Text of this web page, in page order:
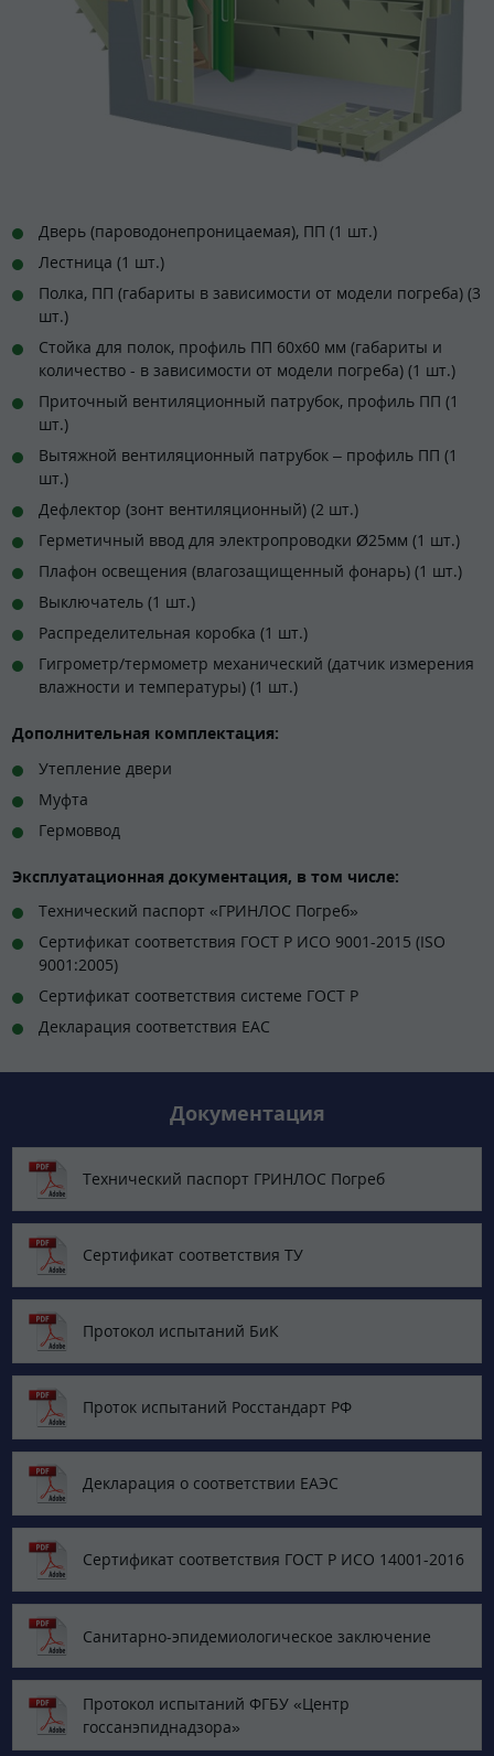
Дверь (пароводонепроницаемая), ПП (1 шт.)
Лестница (1 шт.)
Полка, ПП (габариты в зависимости от модели погреба) (3
шт.)
Стойка для полок, профиль ПП 60х60 мм (габариты и
количество - в зависимости от модели погреба) (1 шт.)
Приточный вентиляционный патрубок, профиль ПП (1
шт.)
Вытяжной вентиляционный патрубок – профиль ПП (1
шт.)
Дефлектор (зонт вентиляционный) (2 шт.)
Герметичный ввод для электропроводки Ø25мм (1 шт.)
Плафон освещения (влагозащищенный фонарь) (1 шт.)
Выключатель (1 шт.)
Распределительная коробка (1 шт.)
Гигрометр/термометр механический (датчик измерения
влажности и температуры) (1 шт.)
Дополнительная комплектация:
Утепление двери
Муфта
Гермоввод
Эксплуатационная документация, в том числе:
Технический паспорт «ГРИНЛОС Погреб»
Сертификат соответствия ГОСТ Р ИСО 9001-2015 (ISO
9001:2005)
Сертификат соответствия системе ГОСТ Р
Декларация соответствия ЕАС
Документация
Технический паспорт ГРИНЛОС Погреб
Сертификат соответствия ТУ
Протокол испытаний БиК
Проток испытаний Росстандарт РФ
Декларация о соответствии ЕАЭС
Сертификат соответствия ГОСТ Р ИСО 14001-2016
Санитарно-эпидемиологическое заключение
Протокол испытаний ФГБУ «‎Центр
госсанэпиднадзора»